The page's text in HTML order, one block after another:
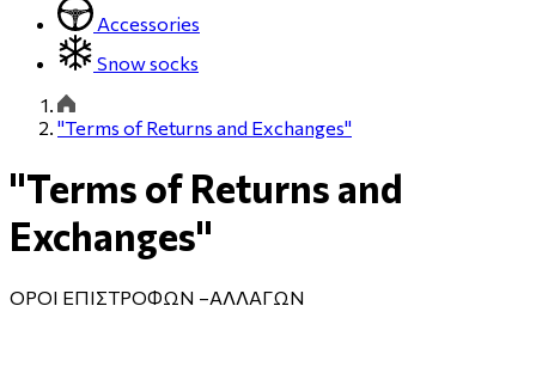
Accessories
Snow socks
"Terms of Returns and Exchanges"
"Terms of Returns and
Exchanges"
ΟΡΟΙ ΕΠΙΣΤΡΟΦΩΝ –ΑΛΛΑΓΩΝ